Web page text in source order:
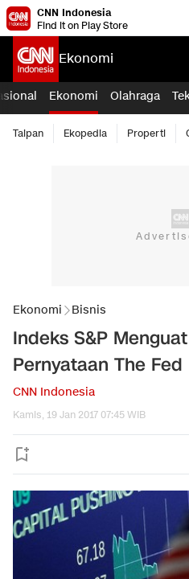
CNN Indonesia
Find it on Play Store
Ekonomi
Ekonomi Olahraga
Taipan Ekopedia Properti
Ekonomi Bisnis
Indeks S&P
Pernyataan The Fed
CNN Indonesia
Kamis, 19 Jan 2017 07:45 WIB